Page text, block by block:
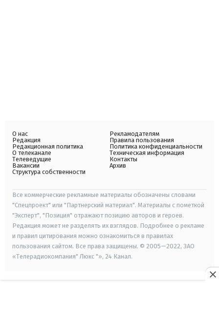
О нас
Редакция
Редакционная политика
О телеканале
Телеведущие
Вакансии
Структура собственности
Рекламодателям
Правила пользования
Политика конфиденциальности
Техническая информация
Контакты
Архив
Все коммерческие рекламные материалы обозначены словами
"Спецпроект" или "Партнерский материал". Материалы с пометкой
"Эксперт", "Позиция" отражают позицию авторов и героев.
Редакция может не разделять их взглядов. Подробнее о рекламе
и правил цитирования можно ознакомиться в правилах
пользования сайтом. Все права защищены. © 2005—2022, ЗАО
«Телерадиокомпания" Люкс "», 24 Канал.